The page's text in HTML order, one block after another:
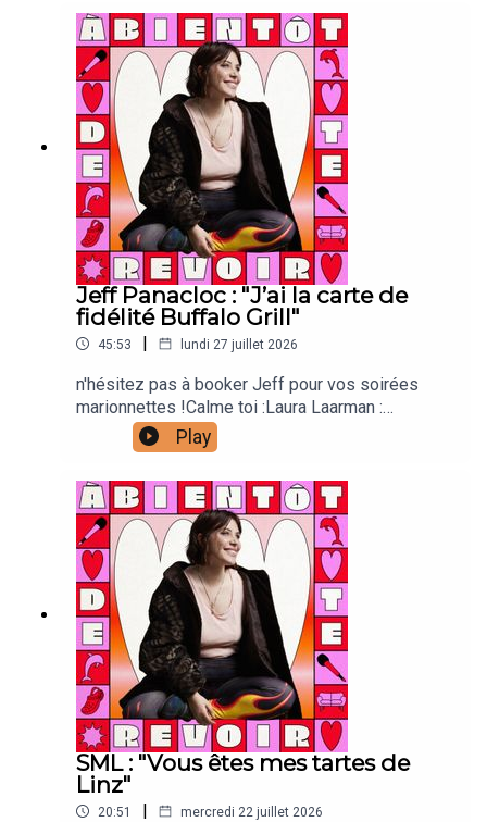
managementLucie Meslien : illustration
animation Lou Poincheval : chargée de
productionCaroline Bérault : illustrations Manon
Carrour : vignette Joanna & Gaspar : générique
Jeff Panacloc : "J’ai la carte de
fidélité Buffalo Grill"
45:53 | lundi 27 juillet 2026
n'hésitez pas à booker Jeff pour vos soirées
marionnettes !Calme toi :Laura Laarman :
directrice de production et direction
techniqueAntonia Louveau : community
animation Lou Poincheval : chargée de
productionCaroline Bérault : illustrations Manon
Carrour : vignette Joanna & Gaspar : générique
Play
SML : "Vous êtes mes tartes de
Linz"
20:51 | mercredi 22 juillet 2026